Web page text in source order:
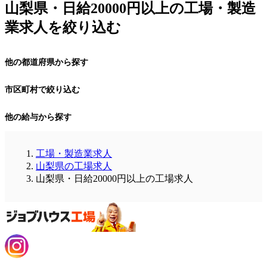
山梨県・日給20000円以上の工場・製造
業求人を絞り込む
他の都道府県から探す
市区町村で絞り込む
他の給与から探す
工場・製造業求人
山梨県の工場求人
山梨県・日給20000円以上の工場求人